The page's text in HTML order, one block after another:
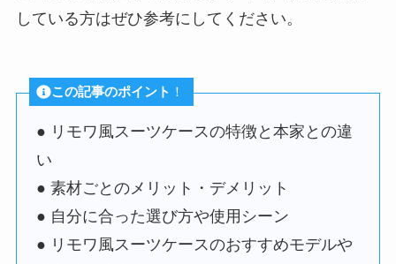
している方はぜひ参考にしてください。
この記事のポイント ！
● リモワ風スーツケースの特徴と本家との違
い
● 素材ごとのメリット・デメリット
● 自分に合った選び方や使用シーン
● リモワ風スーツケースのおすすめモデルや